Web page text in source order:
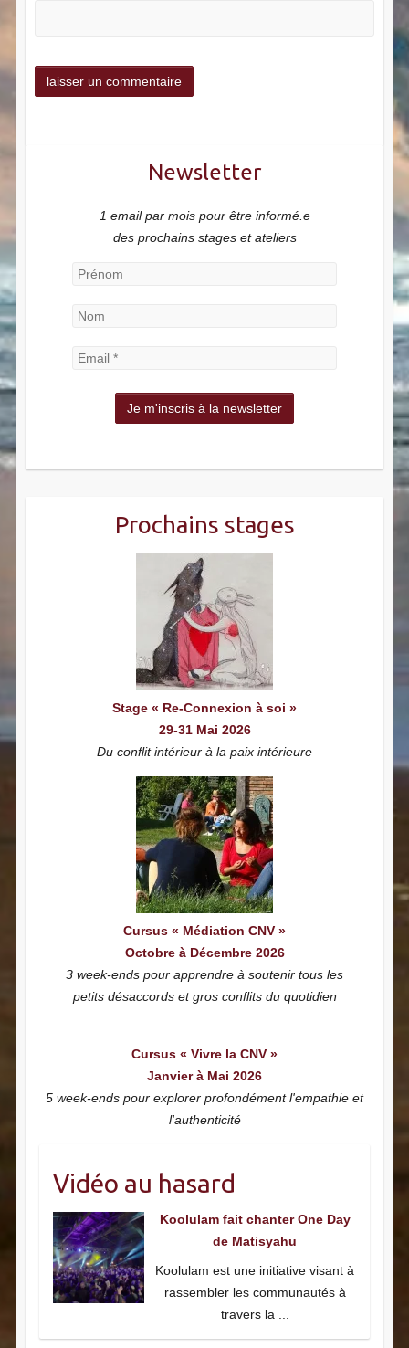
Newsletter
1 email par mois pour être informé.e
des prochains stages et ateliers
Prochains stages
Stage « Re-Connexion à soi »
29-31 Mai 2026
Du conflit intérieur à la paix intérieure
Cursus « Médiation CNV »
Octobre à Décembre 2026
3 week-ends pour apprendre à soutenir tous les
petits désaccords et gros conflits du quotidien
Cursus « Vivre la CNV »
Janvier à Mai 2026
5 week-ends pour explorer profondément l'empathie et
l'authenticité
Vidéo au hasard
Koolulam fait chanter One Day
de Matisyahu
Koolulam est une initiative visant à
rassembler les communautés à
travers la